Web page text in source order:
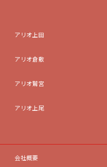
アリオ上田
アリオ倉敷
アリオ鷲宮
アリオ上尾
会社概要